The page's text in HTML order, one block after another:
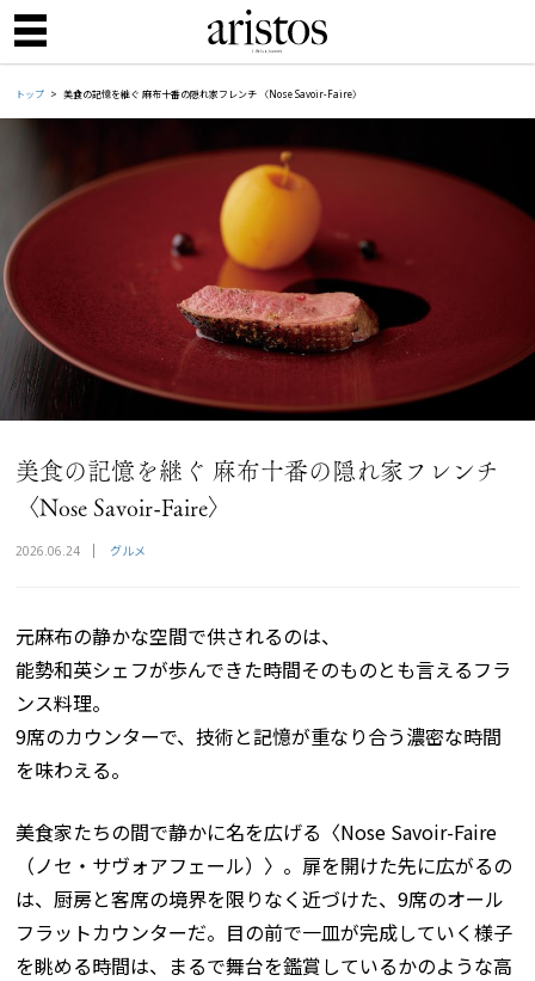
トップ 美食の記憶を継ぐ 麻布十番の隠れ家フレンチ 〈Nose Savoir-Faire〉
美食の記憶を継ぐ 麻布十番の隠れ家フレンチ
〈Nose Savoir-Faire〉
2026.06.24 グルメ
元麻布の静かな空間で供されるのは、
能勢和英シェフが歩んできた時間そのものとも言えるフラ
ンス料理。
9席のカウンターで、技術と記憶が重なり合う濃密な時間
を味わえる。
美食家たちの間で静かに名を広げる〈Nose Savoir-Faire
（ノセ・サヴォアフェール）〉。扉を開けた先に広がるの
は、厨房と客席の境界を限りなく近づけた、9席のオール
フラットカウンターだ。目の前で一皿が完成していく様子
を眺める時間は、まるで舞台を鑑賞しているかのような高